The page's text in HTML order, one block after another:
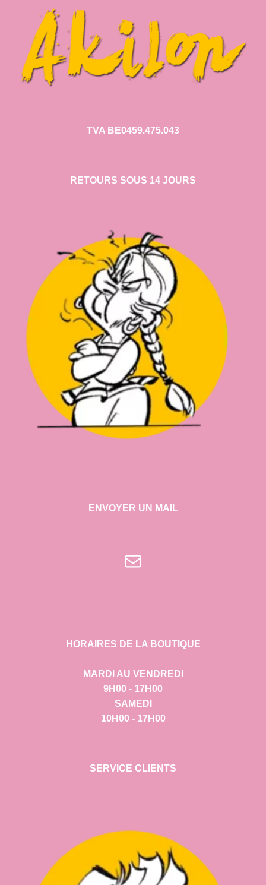
TVA BE0459.475.043
RETOURS SOUS 14 JOURS
ENVOYER UN MAIL
E-mail
HORAIRES DE LA BOUTIQUE
MARDI AU VENDREDI
9H00 - 17H00
SAMEDI
10H00 - 17H00
SERVICE CLIENTS